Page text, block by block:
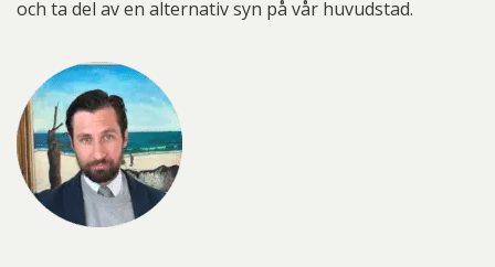
och ta del av en alternativ syn på vår huvudstad.